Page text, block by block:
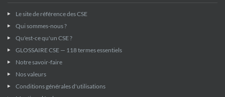
Le site de référence des CSE
Qui sommes-nous ?
Qu'est-ce qu'un CSE ?
GLOSSAIRE CSE — 118 termes essentiels
Notre savoir-faire
Nos valeurs
Conditions générales d'utilisations